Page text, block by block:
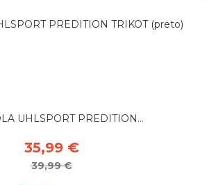
UHLSPORT PREDITION...
35,99 €
39,99 €